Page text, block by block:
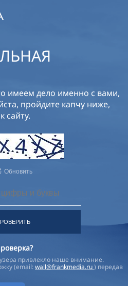
имеем дело именно с вами,
пройдите капчу ниже,
сайту.
Обновить
привлекло наше внимание.
(email:wall@frankmedia.ru) передав